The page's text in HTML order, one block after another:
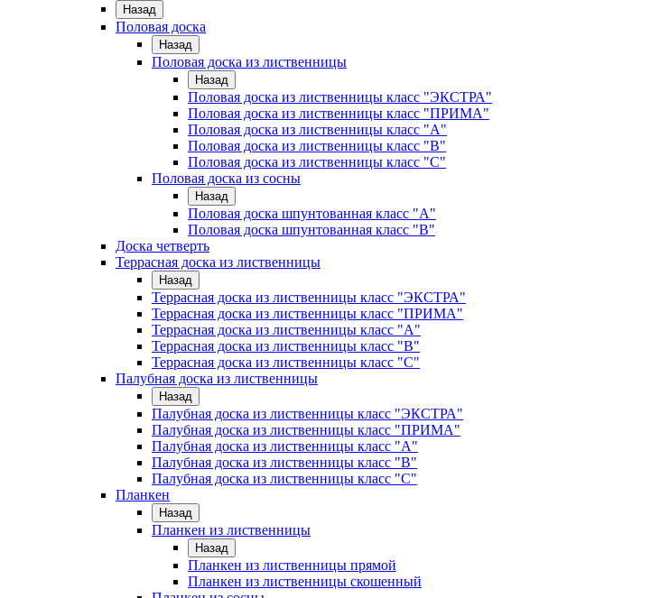
Назад
Половая доска
Назад
Половая доска из лиственницы
Назад
Половая доска из лиственницы класс "ЭКСТРА"
Половая доска из лиственницы класс "ПРИМА"
Половая доска из лиственницы класс "А"
Половая доска из лиственницы класс "B"
Половая доска из лиственницы класс "C"
Половая доска из сосны
Назад
Половая доска шпунтованная класс "А"
Половая доска шпунтованная класс "B"
Доска четверть
Террасная доска из лиственницы
Назад
Террасная доска из лиственницы класс "ЭКСТРА"
Террасная доска из лиственницы класс "ПРИМА"
Террасная доска из лиственницы класс "А"
Террасная доска из лиственницы класс "B"
Террасная доска из лиственницы класс "C"
Палубная доска из лиственницы
Назад
Палубная доска из лиственницы класс "ЭКСТРА"
Палубная доска из лиственницы класс "ПРИМА"
Палубная доска из лиственницы класс "А"
Палубная доска из лиственницы класс "B"
Палубная доска из лиственницы класс "C"
Планкен
Назад
Планкен из лиственницы
Назад
Планкен из лиственницы прямой
Планкен из лиственницы скошенный